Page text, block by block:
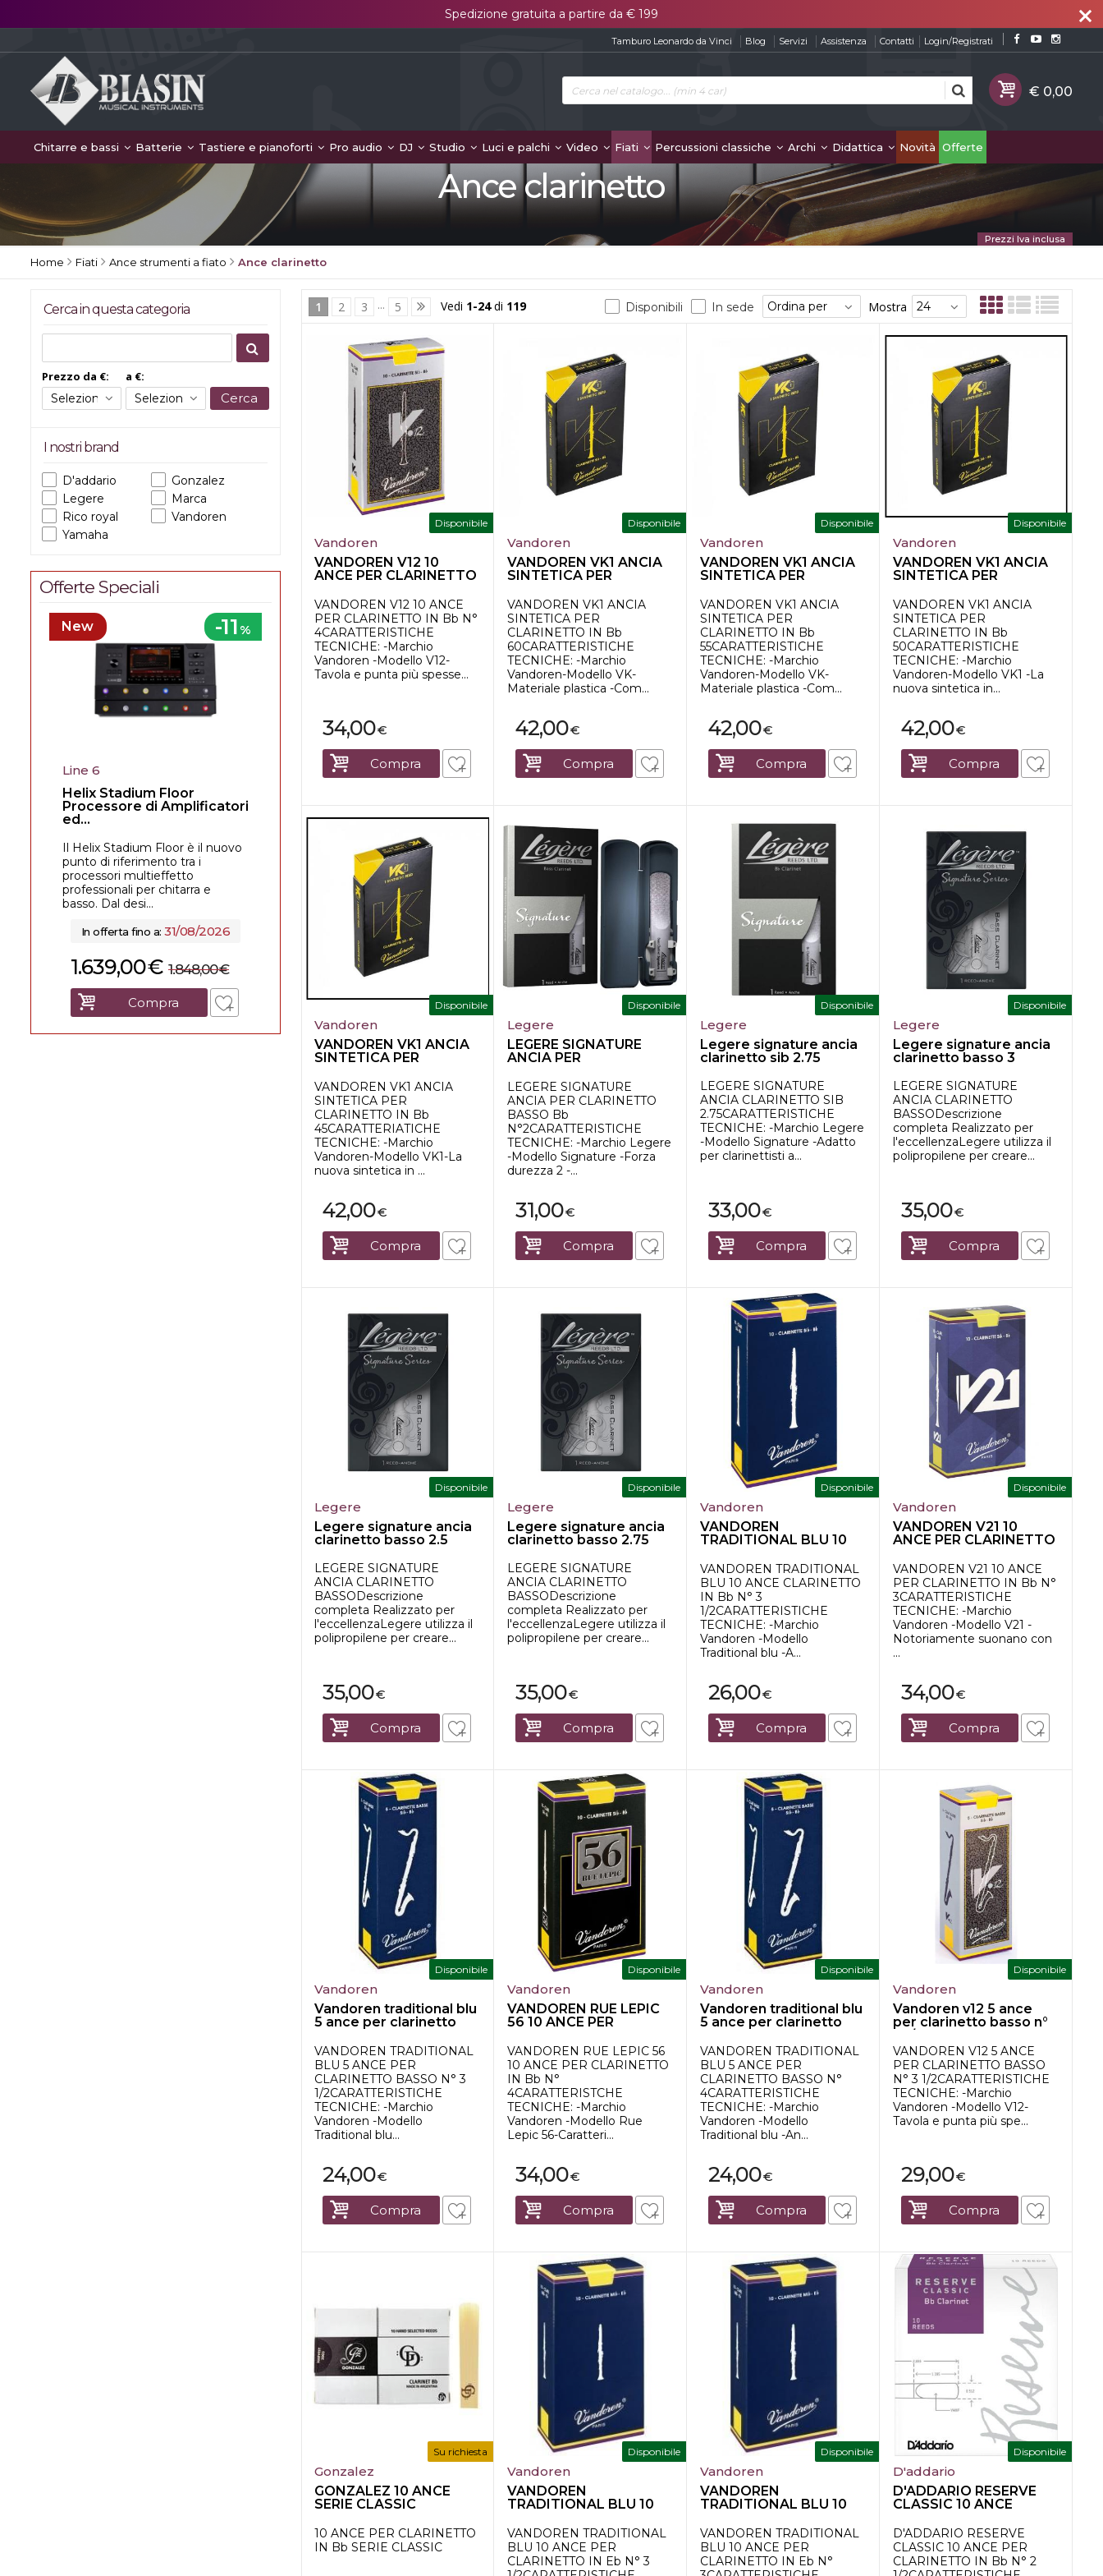
close
Spedizione gratuita a partire da € 199
Tamburo Leonardo da Vinci Blog Servizi Assistenza Contatti Login/Registrati
Chitarre e bassi Batterie Tastiere e pianoforti Pro audio DJ Studio Luci e palchi Video Fiati Percussioni classiche Archi Didattica Novità Offerte
Ance clarinetto
Prezzi Iva inclusa
Home Fiati Ance strumenti a fiato Ance clarinetto
1 2 3 ... 5 Vedi 1-24di 119 Mostra
Disponibili In sede
Disponibile
Vandoren
VANDOREN V12 10
ANCE PER CLARINETTO
VANDOREN V12 10 ANCE
PER CLARINETTO IN Bb N°
4CARATTERISTICHE
TECNICHE: -Marchio
Vandoren -Modello V12-
Tavola e punta più spesse...
€
34,00
Compra
Disponibile
Vandoren
VANDOREN VK1 ANCIA
SINTETICA PER
VANDOREN VK1 ANCIA
SINTETICA PER
CLARINETTO IN Bb
60CARATTERISTICHE
TECNICHE: -Marchio
Vandoren-Modello VK-
Materiale plastica -Com...
€
42,00
Compra
Disponibile
Vandoren
VANDOREN VK1 ANCIA
SINTETICA PER
VANDOREN VK1 ANCIA
SINTETICA PER
CLARINETTO IN Bb
55CARATTERISTICHE
TECNICHE: -Marchio
Vandoren-Modello VK-
Materiale plastica -Com...
€
42,00
Compra
Disponibile
Vandoren
VANDOREN VK1 ANCIA
SINTETICA PER
VANDOREN VK1 ANCIA
SINTETICA PER
CLARINETTO IN Bb
50CARATTERISTICHE
TECNICHE: -Marchio
Vandoren-Modello VK1 -La
nuova sintetica in...
€
42,00
Compra
Disponibile
Vandoren
VANDOREN VK1 ANCIA
SINTETICA PER
VANDOREN VK1 ANCIA
SINTETICA PER
CLARINETTO IN Bb
45CARATTERIATICHE
TECNICHE: -Marchio
Vandoren-Modello VK1-La
nuova sintetica in ...
€
42,00
Compra
Disponibile
Legere
LEGERE SIGNATURE
ANCIA PER
N°...
LEGERE SIGNATURE
ANCIA PER CLARINETTO
BASSO Bb
N°2CARATTERISTICHE
TECNICHE: -Marchio Legere
-Modello Signature -Forza
durezza 2 -...
€
31,00
Compra
Disponibile
Legere
Legere signature ancia
clarinetto sib 2.75
LEGERE SIGNATURE
ANCIA CLARINETTO SIB
2.75CARATTERISTICHE
TECNICHE: -Marchio Legere
-Modello Signature -Adatto
per clarinettisti a...
€
33,00
Compra
Disponibile
Legere
Legere signature ancia
clarinetto basso 3
LEGERE SIGNATURE
ANCIA CLARINETTO
BASSODescrizione
completa Realizzato per
l'eccellenzaLegere utilizza il
polipropilene per creare...
€
35,00
Compra
Disponibile
Legere
Legere signature ancia
clarinetto basso 2.5
LEGERE SIGNATURE
ANCIA CLARINETTO
BASSODescrizione
completa Realizzato per
l'eccellenzaLegere utilizza il
polipropilene per creare...
€
35,00
Compra
Disponibile
Legere
Legere signature ancia
clarinetto basso 2.75
LEGERE SIGNATURE
ANCIA CLARINETTO
BASSODescrizione
completa Realizzato per
l'eccellenzaLegere utilizza il
polipropilene per creare...
€
35,00
Compra
Disponibile
Vandoren
VANDOREN
TRADITIONAL BLU 10
Bb...
VANDOREN TRADITIONAL
BLU 10 ANCE CLARINETTO
IN Bb N° 3
1/2CARATTERISTICHE
TECNICHE: -Marchio
Vandoren -Modello
Traditional blu -A...
€
26,00
Compra
Disponibile
Vandoren
VANDOREN V21 10
ANCE PER CLARINETTO
VANDOREN V21 10 ANCE
PER CLARINETTO IN Bb N°
3CARATTERISTICHE
TECNICHE: -Marchio
Vandoren -Modello V21 -
Notoriamente suonano con
...
€
34,00
Compra
Disponibile
Vandoren
Vandoren traditional blu
5 ance per clarinetto
VANDOREN TRADITIONAL
BLU 5 ANCE PER
CLARINETTO BASSO N° 3
1/2CARATTERISTICHE
TECNICHE: -Marchio
Vandoren -Modello
Traditional blu...
€
24,00
Compra
Disponibile
Vandoren
VANDOREN RUE LEPIC
56 10 ANCE PER
VANDOREN RUE LEPIC 56
10 ANCE PER CLARINETTO
IN Bb N°
4CARATTERISTCHE
TECNICHE: -Marchio
Vandoren -Modello Rue
Lepic 56-Caratteri...
€
34,00
Compra
Disponibile
Vandoren
Vandoren traditional blu
5 ance per clarinetto
VANDOREN TRADITIONAL
BLU 5 ANCE PER
CLARINETTO BASSO N°
4CARATTERISTICHE
TECNICHE: -Marchio
Vandoren -Modello
Traditional blu -An...
€
24,00
Compra
Disponibile
Vandoren
Vandoren v12 5 ance
per clarinetto basso n°
3 1/2
VANDOREN V12 5 ANCE
PER CLARINETTO BASSO
N° 3 1/2CARATTERISTICHE
TECNICHE: -Marchio
Vandoren -Modello V12-
Tavola e punta più spe...
€
29,00
Compra
Su richiesta
Gonzalez
GONZALEZ 10 ANCE
SERIE CLASSIC
10 ANCE PER CLARINETTO
IN Bb SERIE CLASSIC
Disponibile
Vandoren
VANDOREN
TRADITIONAL BLU 10
IN...
VANDOREN TRADITIONAL
BLU 10 ANCE PER
CLARINETTO IN Eb N° 3
Disponibile
Vandoren
VANDOREN
TRADITIONAL BLU 10
IN...
VANDOREN TRADITIONAL
BLU 10 ANCE PER
CLARINETTO IN Eb N°
Disponibile
D'addario
D'ADDARIO RESERVE
CLASSIC 10 ANCE
D'ADDARIO RESERVE
CLASSIC 10 ANCE PER
CLARINETTO IN Bb N° 2
Cerca in questa categoria
Prezzo da €: a €:
Cerca
I nostri brand
D'addario
Gonzalez
Legere
Marca
Rico royal
Vandoren
Yamaha
Offerte Speciali
-11 %
New
Line 6
Helix Stadium Floor
Processore di Amplificatori
ed...
Il Helix Stadium Floor è il nuovo
punto di riferimento tra i
processori multieffetto
professionali per chitarra e
basso. Dal desi...
In offerta fino a:31/08/2026
€
1.639,00 €
1.848,00
Compra